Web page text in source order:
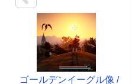
ゴールデンイーグル像 /